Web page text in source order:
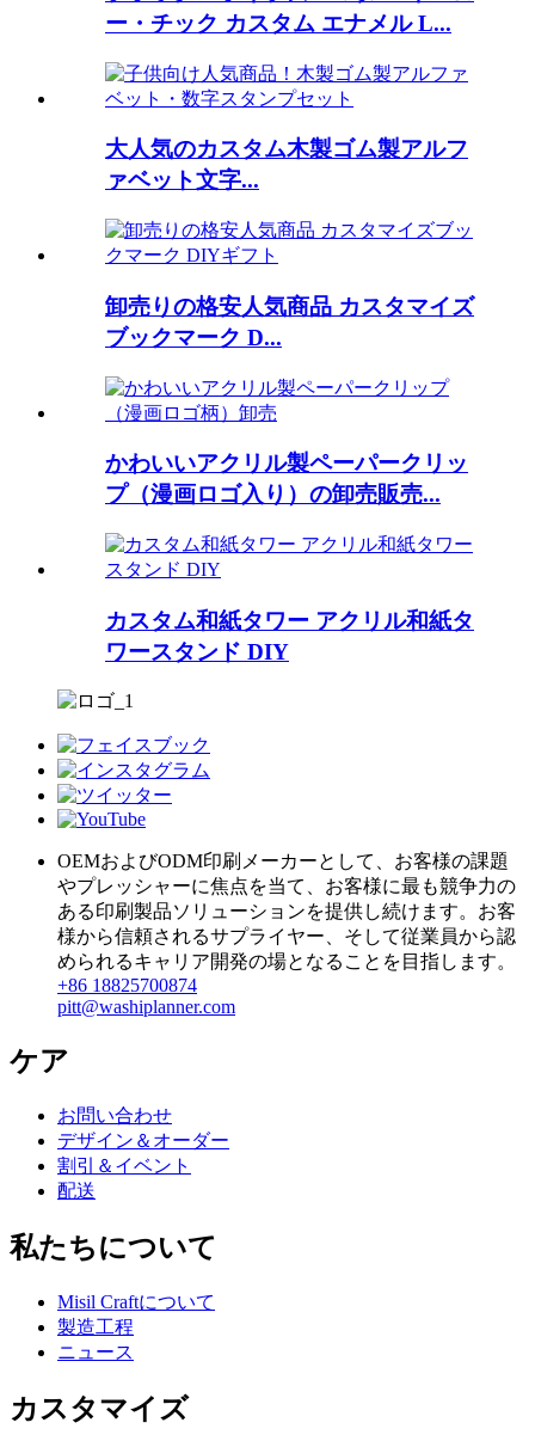
ー・チック カスタム エナメル L...
大人気のカスタム木製ゴム製アルフ
ァベット文字...
卸売りの格安人気商品 カスタマイズ
ブックマーク D...
かわいいアクリル製ペーパークリッ
プ（漫画ロゴ入り）の卸売販売...
カスタム和紙タワー アクリル和紙タ
ワースタンド DIY
OEMおよびODM印刷メーカーとして、お客様の課題
やプレッシャーに焦点を当て、お客様に最も競争力の
ある印刷製品ソリューションを提供し続けます。お客
様から信頼されるサプライヤー、そして従業員から認
められるキャリア開発の場となることを目指します。
+86 18825700874
pitt@washiplanner.com
ケア
お問い合わせ
デザイン＆オーダー
割引＆イベント
配送
私たちについて
Misil Craftについて
製造工程
ニュース
カスタマイズ